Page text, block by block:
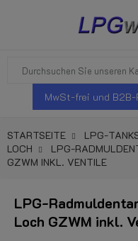
MwSt-frei und
STARTSEITE LPG-
LOCH
LPG-
GZWM INKL. VENTILE
LPG-
Loch GZWM inkl.